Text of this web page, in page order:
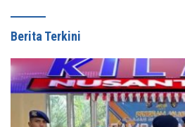
Berita Terkini